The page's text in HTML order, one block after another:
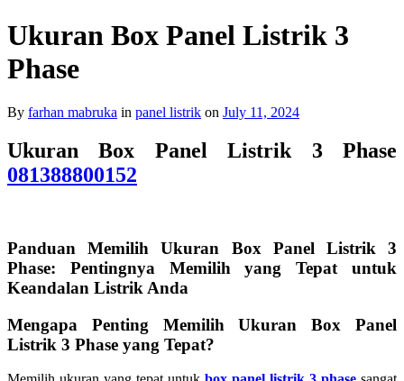
Ukuran Box Panel Listrik 3
Phase
By farhan mabruka in panel listrik on July 11, 2024
Ukuran Box Panel Listrik 3 Phase
081388800152
Panduan Memilih Ukuran Box Panel Listrik 3
Phase: Pentingnya Memilih yang Tepat untuk
Keandalan Listrik Anda
Mengapa Penting Memilih Ukuran Box Panel
Listrik 3 Phase yang Tepat?